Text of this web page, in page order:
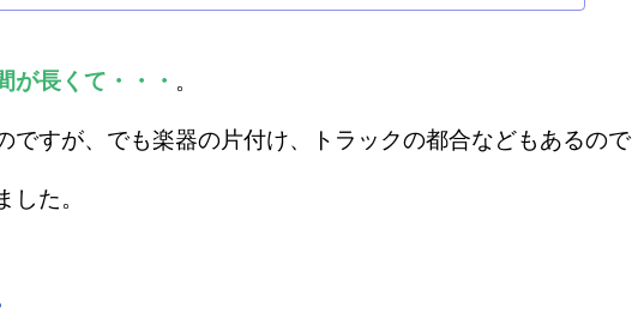
が長くて・・・ 。
ですが、でも楽器の片付け、トラックの都合などもあるので
した。